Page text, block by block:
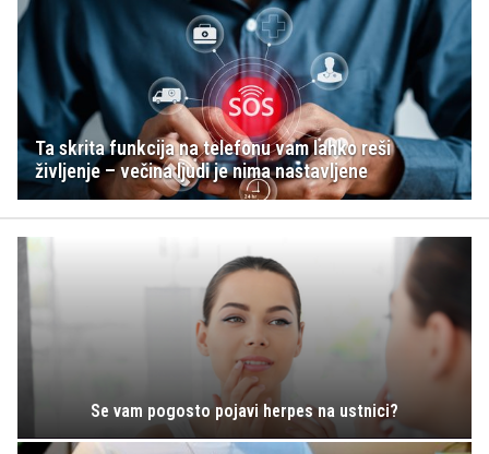
Ta skrita funkcija na telefonu vam lahko reši
življenje – večina ljudi je nima nastavljene
Se vam pogosto pojavi herpes na ustnici?